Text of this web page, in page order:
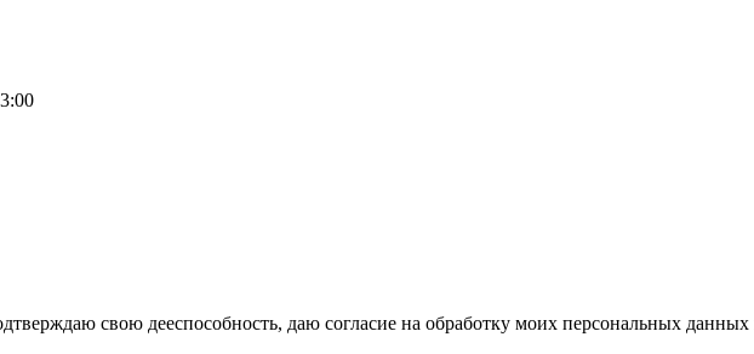
свою дееспособность, даю согласие на обработку моих персональных данных